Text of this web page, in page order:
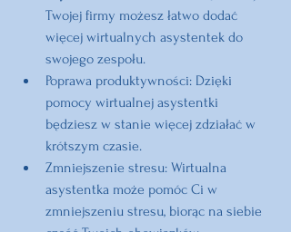
Twojej firmy możesz łatwo dodać
więcej wirtualnych asystentek do
swojego zespołu.
Poprawa produktywności: Dzięki
pomocy wirtualnej asystentki
będziesz w stanie więcej zdziałać w
krótszym czasie.
Zmniejszenie stresu: Wirtualna
asystentka może pomóc Ci w
zmniejszeniu stresu, biorąc na siebie